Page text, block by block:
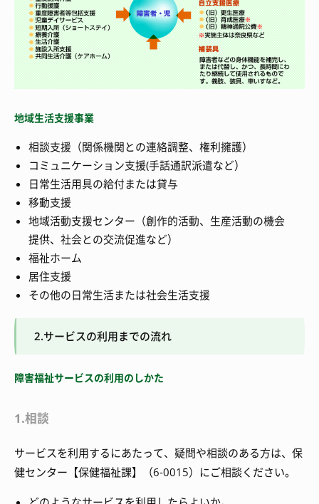
地域生活支援事業
相談支援（関係機関との連絡調整、権利擁護）
コミュニケーション支援(手話通訳派遣など）
日常生活用具の給付または貸与
移動支援
地域活動支援センター（創作的活動、生産活動の機会
提供、社会との交流促進など）
福祉ホーム
居住支援
その他の日常生活または社会生活支援
2.サービスの利用までの流れ
障害福祉サービスの利用のしかた
1.相談
サービスを利用するにあたって、疑問や相談のある方は、保
健センター【保健福祉課】（6-0015）にご相談ください。